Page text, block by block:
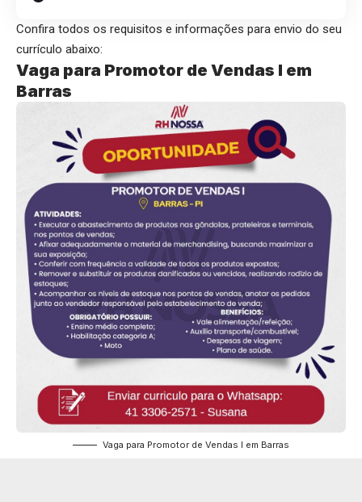
Confira todos os requisitos e informações para envio do seu
currículo abaixo:
Vaga para Promotor de Vendas I em
Barras
Vaga para Promotor de Vendas I em Barras